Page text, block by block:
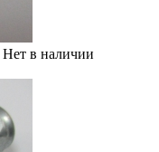
Нет в наличии